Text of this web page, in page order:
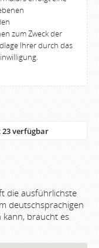
zum Zweck der
Ihrer durch das
verfügbar
die ausführlichste
deutschsprachigen
braucht es